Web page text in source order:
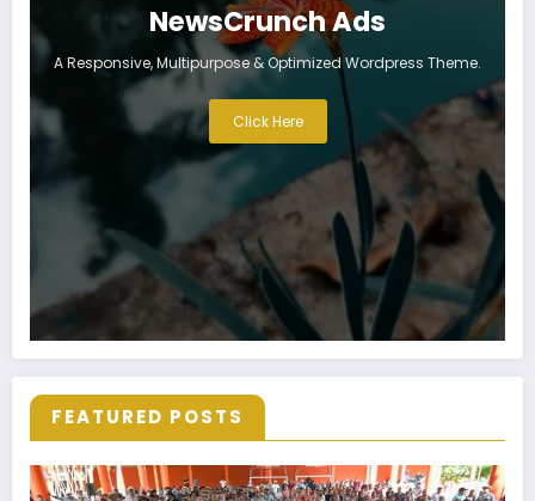
NewsCrunch Ads
A Responsive, Multipurpose & Optimized Wordpress Theme.
Click Here
FEATURED POSTS